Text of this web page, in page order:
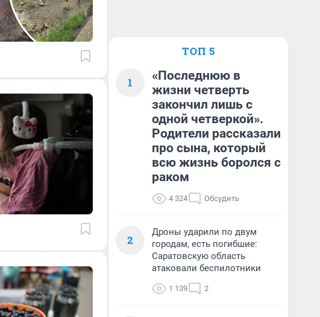
ТОП 5
1
«Последнюю в
жизни четверть
закончил лишь с
одной четверкой».
Родители рассказали
про сына, который
всю жизнь боролся с
раком
4 324 Обсудить
2
Дроны ударили по двум
городам, есть погибшие:
Саратовскую область
атаковали беспилотники
1 139 2